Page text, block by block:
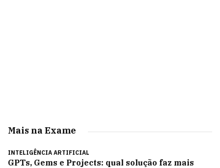
Mais na Exame
INTELIGÊNCIA ARTIFICIAL
GPTs, Gems e Projects: qual solução faz mais